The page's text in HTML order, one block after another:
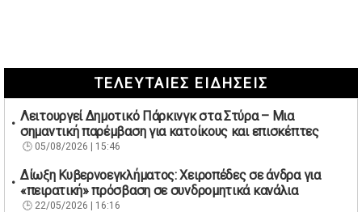
ΤΕΛΕΥΤΑΙΕΣ ΕΙΔΗΣΕΙΣ
Λειτουργεί Δημοτικό Πάρκινγκ στα Στύρα – Μια
σημαντική παρέμβαση για κατοίκους και επισκέπτες
05/08/2026 | 15:46
Δίωξη Κυβερνοεγκλήματος: Χειροπέδες σε άνδρα για
«πειρατική» πρόσβαση σε συνδρομητικά κανάλια
22/05/2026 | 16:16